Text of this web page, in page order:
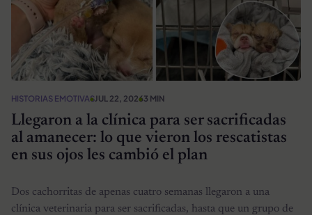
HISTORIAS EMOTIVASJUL 22, 20263 MIN
Llegaron a la clínica para ser sacrificadas
al amanecer: lo que vieron los rescatistas
en sus ojos les cambió el plan
Dos cachorritas de apenas cuatro semanas llegaron a una
clínica veterinaria para ser sacrificadas, hasta que un grupo de